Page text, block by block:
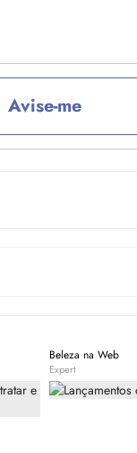
Avise-me
Beleza na Web
Expert